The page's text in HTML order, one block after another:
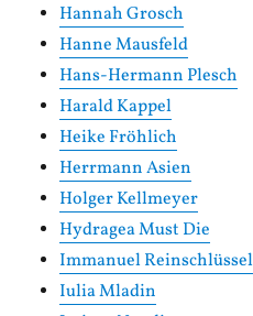
Hannah Grosch
Hanne Mausfeld
Hans-Hermann Plesch
Harald Kappel
Heike Fröhlich
Herrmann Asien
Holger Kellmeyer
Hydragea Must Die
Immanuel Reinschlüssel
Iulia Mladin